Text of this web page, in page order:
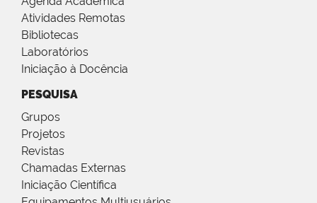
Atividades Remotas
Bibliotecas
Laboratórios
Iniciação à Docência
PESQUISA
Grupos
Projetos
Revistas
Chamadas Externas
Iniciação Científica